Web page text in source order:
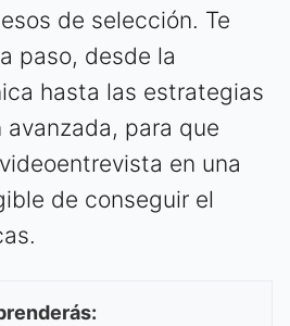
de selección. Te
paso, desde la
hasta las estrategias
para que
en una
de conseguir el